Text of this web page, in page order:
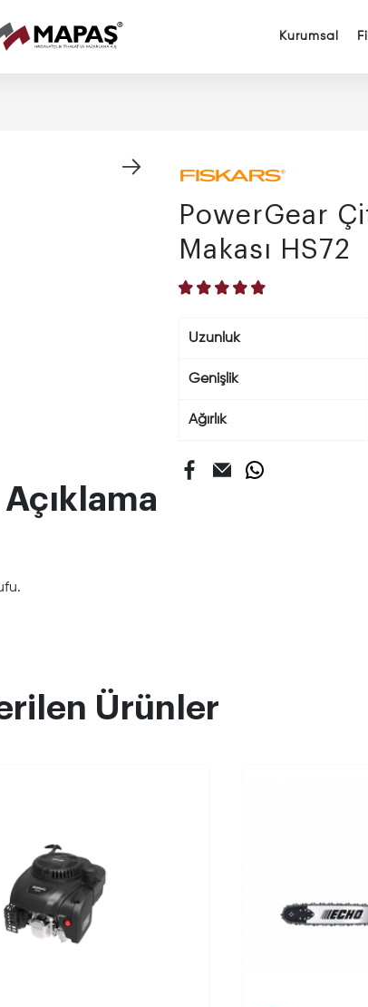
Kurumsal
PowerGear
Makası HS72
Uzunluk
Genişlik
Ağırlık
Açıklama
Ürünler